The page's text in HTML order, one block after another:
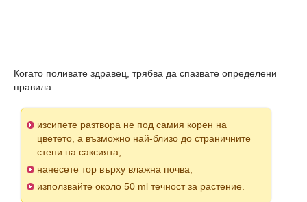
Когато поливате здравец, трябва да спазвате определени
правила:
изсипете разтвора не под самия корен на
цветето, а възможно най-близо до страничните
стени на саксията;
нанесете тор върху влажна почва;
използвайте около 50 ml течност за растение.